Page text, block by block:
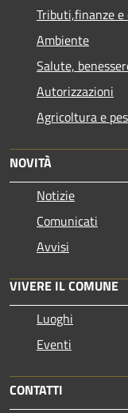
Tributi,finanze
Ambiente
Salute,
Autorizzazioni
Agricoltura e
NOVITÀ
Notizie
Comunicati
Avvisi
VIVERE IL COMUNE
Luoghi
Eventi
CONTATTI